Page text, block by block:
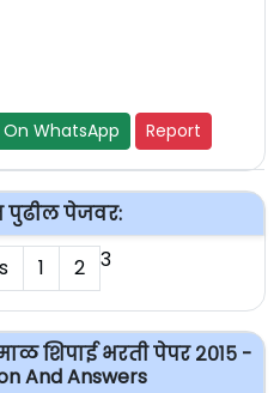
On WhatsApp Report
पुढील पेजवर:
1 2 3
शिपाई भरती पेपर २०१५ -
And Answers